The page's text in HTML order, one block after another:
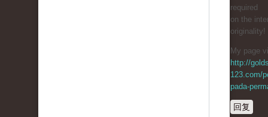
required
on the
originality!
My page
http://
123.com/
pada-
回复